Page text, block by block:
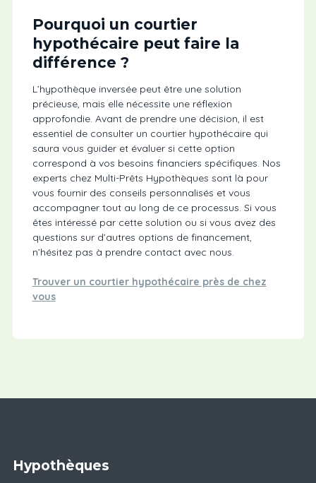
Pourquoi un courtier
hypothécaire peut faire la
différence ?
L’hypothèque inversée peut être une solution
précieuse, mais elle nécessite une réflexion
approfondie. Avant de prendre une décision, il est
essentiel de consulter un courtier hypothécaire qui
saura vous guider et évaluer si cette option
correspond à vos besoins financiers spécifiques. Nos
experts chez Multi-Prêts Hypothèques sont là pour
vous fournir des conseils personnalisés et vous
accompagner tout au long de ce processus. Si vous
êtes intéressé par cette solution ou si vous avez des
questions sur d’autres options de financement,
n’hésitez pas à prendre contact avec nous.
Trouver un courtier hypothécaire près de chez
vous
Hypothèques